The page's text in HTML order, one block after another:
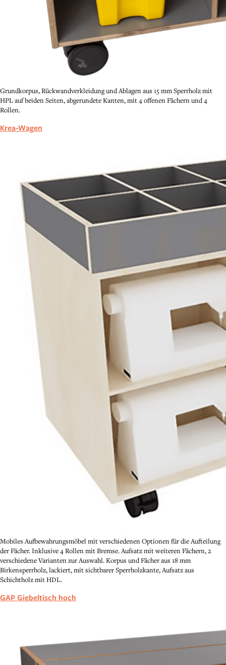
Grundkorpus, Rückwandverkleidung und Ablagen aus 15 mm Sperrholz mit
HPL auf beiden Seiten, abgerundete Kanten, mit 4 offenen Fächern und 4
Rollen.
Krea-Wagen
Mobiles Aufbewahrungsmöbel mit verschiedenen Optionen für die Aufteilung
der Fächer. Inklusive 4 Rollen mit Bremse. Aufsatz mit weiteren Fächern, 2
verschiedene Varianten zur Auswahl. Korpus und Fächer aus 18 mm
Birkensperrholz, lackiert, mit sichtbarer Sperrholzkante, Aufsatz aus
Schichtholz mit HDL.
GAP Giebeltisch hoch